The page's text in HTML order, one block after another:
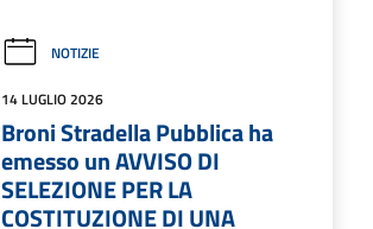
NOTIZIE
14 LUGLIO 2026
Broni Stradella Pubblica ha
emesso un AVVISO DI
SELEZIONE PER LA
COSTITUZIONE DI UNA